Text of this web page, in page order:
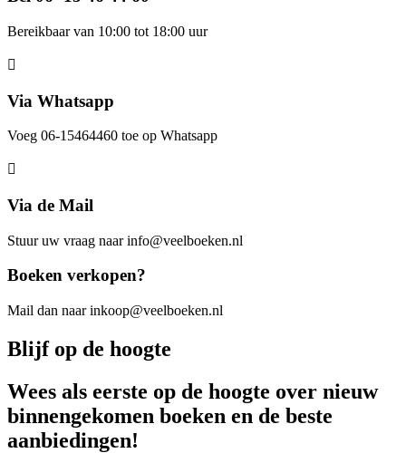
Bereikbaar van 10:00 tot 18:00 uur
Via Whatsapp
Voeg 06-15464460 toe op Whatsapp
Via de Mail
Stuur uw vraag naar info@veelboeken.nl
Boeken verkopen?
Mail dan naar inkoop@veelboeken.nl
Blijf op de hoogte
Wees als eerste op de hoogte over nieuw
binnengekomen boeken en de beste
aanbiedingen!